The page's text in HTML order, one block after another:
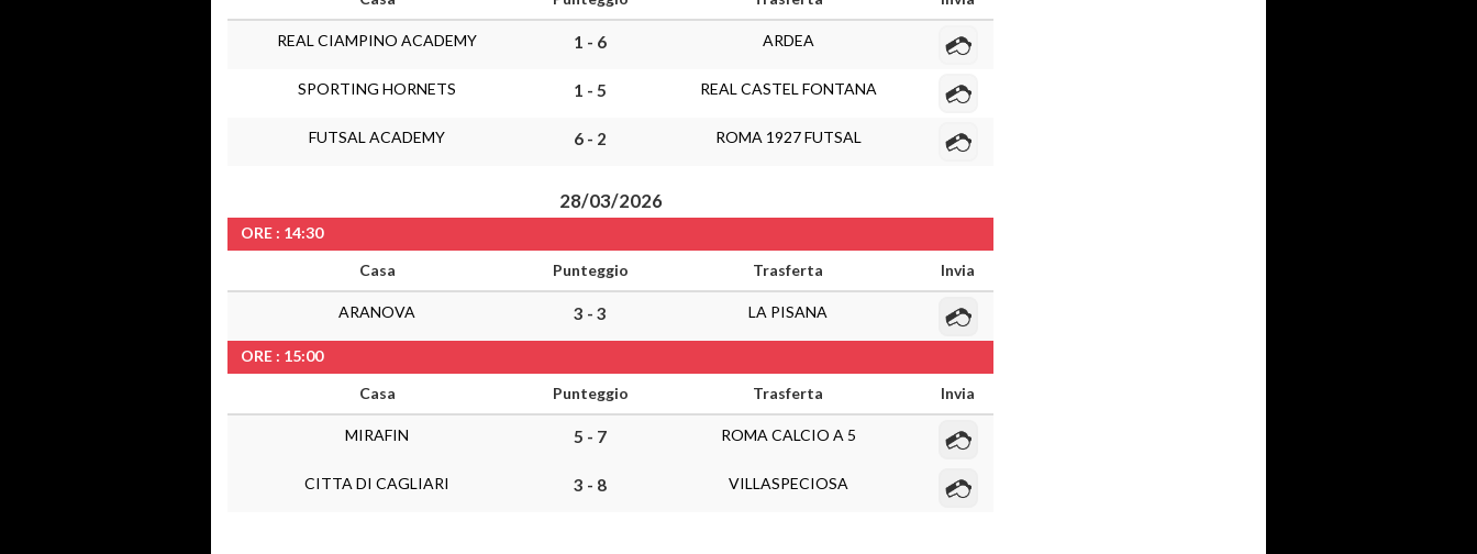
REAL CIAMPINO ACADEMY 1 - 6 ARDEA
SPORTING HORNETS 1 - 5 REAL CASTEL FONTANA
FUTSAL ACADEMY 6 - 2 ROMA 1927 FUTSAL
28/03/2026
ORE : 14:30
Casa
Punteggio Trasferta Invia
ARANOVA 3 - 3 LA PISANA
ORE : 15:00
Casa
Punteggio Trasferta Invia
MIRAFIN 5 - 7 ROMA CALCIO A 5
CITTA DI CAGLIARI 3 - 8 VILLASPECIOSA